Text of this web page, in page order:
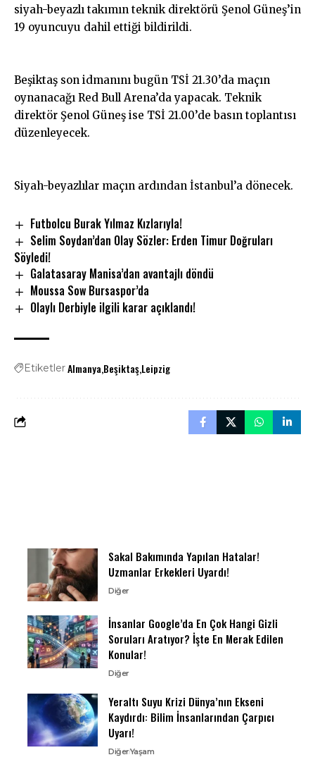
siyah-beyazlı takımın teknik direktörü Şenol Güneş’in
19 oyuncuyu dahil ettiği bildirildi.
Beşiktaş son idmanını bugün TSİ 21.30’da maçın
oynanacağı Red Bull Arena’da yapacak. Teknik
direktör Şenol Güneş ise TSİ 21.00’de basın toplantısı
düzenleyecek.
Siyah-beyazlılar maçın ardından İstanbul’a dönecek.
Futbolcu Burak Yılmaz Kızlarıyla!
Selim Soydan’dan Olay Sözler: Erden Timur Doğruları
Söyledi!
Galatasaray Manisa’dan avantajlı döndü
Moussa Sow Bursaspor’da
Olaylı Derbiyle ilgili karar açıklandı!
EtiketlerAlmanya BeşiktaşLeipzig
Sakal Bakımında Yapılan Hatalar!
Uzmanlar Erkekleri Uyardı!
Diğer
İnsanlar Google’da En Çok Hangi Gizli
Soruları Aratıyor? İşte En Merak Edilen
Konular!
Diğer
Yeraltı Suyu Krizi Dünya’nın Ekseni
Kaydırdı: Bilim İnsanlarından Çarpıcı
Uyarı!
DiğerYaşam